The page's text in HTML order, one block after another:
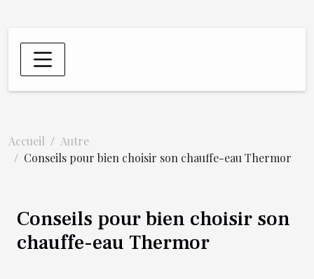
Accueil
Autre
Conseils pour bien choisir son chauffe-eau Thermor
Conseils pour bien choisir son
chauffe-eau Thermor